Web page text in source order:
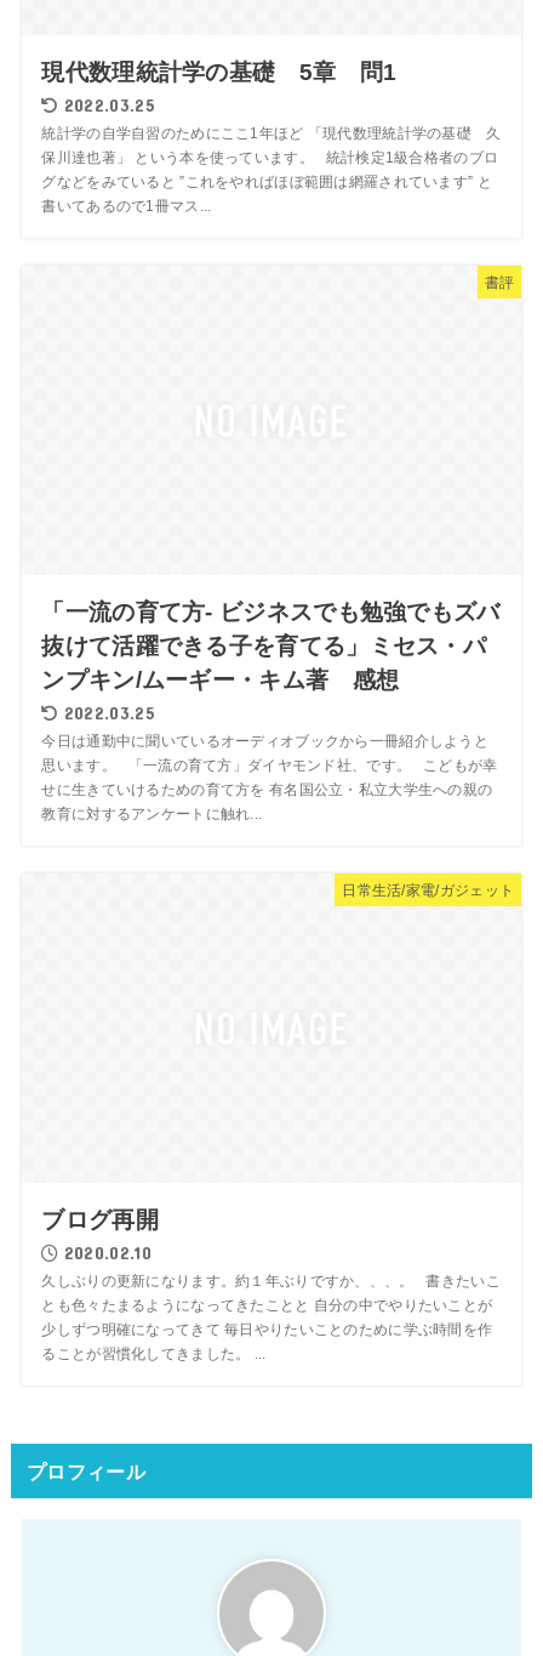
現代数理統計学の基礎 5章 問1
2022.03.25
統計学の自学自習のためにここ1年ほど 「現代数理統計学の基礎 久
保川達也著」 という本を使っています。 統計検定1級合格者のブロ
グなどをみていると ”これをやればほぼ範囲は網羅されています” と
書いてあるので1冊マス...
書評
「一流の育て方- ビジネスでも勉強でもズバ
抜けて活躍できる子を育てる」ミセス・パ
ンプキン/ムーギー・キム著 感想
2022.03.25
今日は通勤中に聞いているオーディオブックから一冊紹介しようと
思います。 「一流の育て方」ダイヤモンド社、です。 こどもが幸
せに生きていけるための育て方を 有名国公立・私立大学生への親の
教育に対するアンケートに触れ...
日常生活/家電/ガジェット
ブログ再開
2020.02.10
久しぶりの更新になります。約１年ぶりですか、、、。 書きたいこ
とも色々たまるようになってきたことと 自分の中でやりたいことが
少しずつ明確になってきて 毎日やりたいことのために学ぶ時間を作
ることが習慣化してきました。 ...
プロフィール